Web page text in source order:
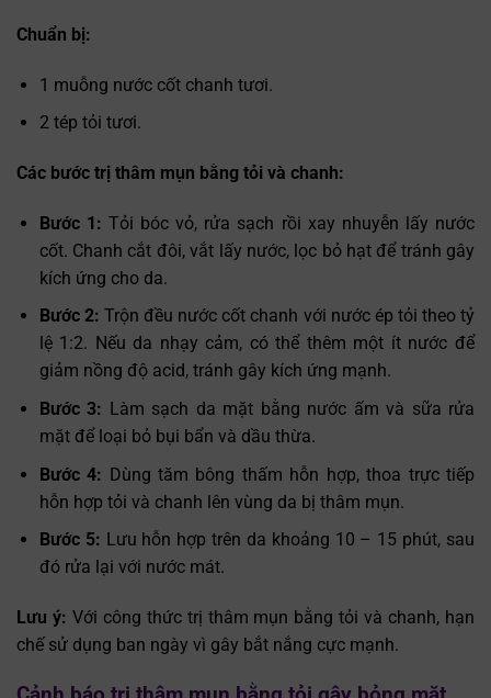
Chuẩn bị:
1 muỗng nước cốt chanh tươi.
2 tép tỏi tươi.
Các bước trị thâm mụn bằng tỏi và chanh:
Bước 1:Tỏi bóc vỏ, rửa sạch rồi xay nhuyễn lấy nước
cốt. Chanh cắt đôi, vắt lấy nước, lọc bỏ hạt để tránh gây
kích ứng cho da.
Bước 2: Trộn đều nước cốt chanh với nước ép tỏi theo tỷ
lệ 1:2. Nếu da nhạy cảm, có thể thêm một ít nước để
giảm nồng độ acid, tránh gây kích ứng mạnh.
Bước 3: Làm sạch da mặt bằng nước ấm và sữa rửa
mặt để loại bỏ bụi bẩn và dầu thừa.
Bước 4: Dùng tăm bông thấm hỗn hợp, thoa trực tiếp
hỗn hợp tỏi và chanh lên vùng da bị thâm mụn.
Bước 5: Lưu hỗn hợp trên da khoảng 10 – 15 phút, sau
đó rửa lại với nước mát.
Lưu ý: Với công thức trị thâm mụn bằng tỏi và chanh, hạn
chế sử dụng ban ngày vì gây bắt nắng cực mạnh.